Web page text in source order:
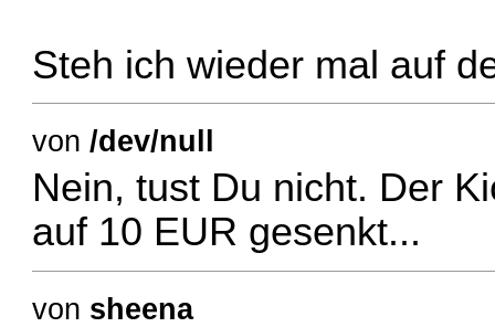
Steh ich wieder mal auf
von/dev/null
Nein, tust Du nicht. Der
auf 10 EUR gesenkt...
von sheena